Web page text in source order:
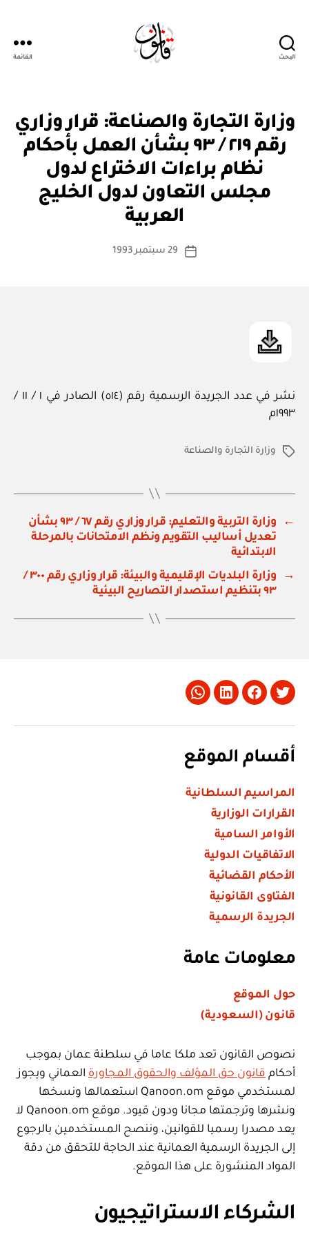
البحث القائمة
التصنيفاتق
روزارة التجارة والصناعة: قرار وزاري
رقم ٢١٩ / ٩٣ بشأن العمل بأحكام
نظام براءات الاختراع لدول
مجلس التعاون لدول الخليج
العربية
كاتب
بو
س
ة
تاريخ
29 سبتمبر 1993
نشر في عدد الجريدة الرسمية رقم (٥١٤) الصادر في ١ / ١١ /
١٩٩٣م
الوسوموزارة التجارة والصناعة
←
وزارة التربية والتعليم: قرار وزاري رقم ٦٧ / ٩٣ بشأن
تعديل أساليب التقويم ونظم الامتحانات بالمرحلة
الابتدائية
→
وزارة البلديات الإقليمية والبيئة: قرار وزاري رقم ٣٠٠ /
٩٣ بتنظيم استصدار التصاريح البيئية
Twitter
Facebook
LinkedIn
Whatsapp
أقسام الموقع
المراسيم السلطانية
القرارات الوزارية
الأوامر السامية
الاتفاقيات الدولية
الأحكام القضائية
الفتاوى القانونية
الجريدة الرسمية
معلومات عامة
حول الموقع
قانون (السعودية)
نصوص القانون تعد ملكا عاما في سلطنة عمان بموجب
أحكام قانون حق المؤلف والحقوق المجاورة العماني ويجوز
لمستخدمي موقع Qanoon.om استعمالها ونسخها
ونشرها وترجمتها مجانا ودون قيود. موقع Qanoon.om لا
يعد مصدرا رسميا للقوانين، وننصح المستخدمين بالرجوع
إلى الجريدة الرسمية العمانية عند الحاجة للتحقق من دقة
المواد المنشورة على هذا الموقع.
الشركاء الاستراتيجيون